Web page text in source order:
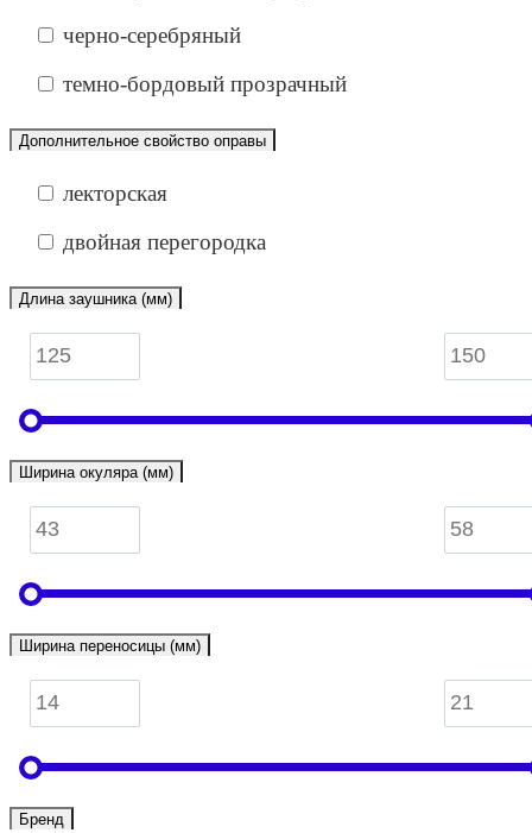
черно-серебряный
темно-бордовый прозрачный
Дополнительное свойство оправы
лекторская
двойная перегородка
Длина заушника (мм)
Ширина окуляра (мм)
Ширина переносицы (мм)
Бренд